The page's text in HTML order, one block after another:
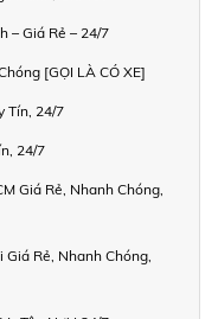
– Giá Rẻ – 24/7
[GỌI LÀ CÓ XE]
Tín, 24/7
24/7
Giá Rẻ, Nhanh Chóng,
Giá Rẻ, Nhanh Chóng,